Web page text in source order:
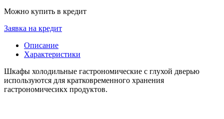
Можно купить в кредит
Заявка на кредит
Описание
Характеристики
Шкафы холодильные гастрономические с глухой дверью
используются для кратковременного хранения
гастрономичесикх продуктов.